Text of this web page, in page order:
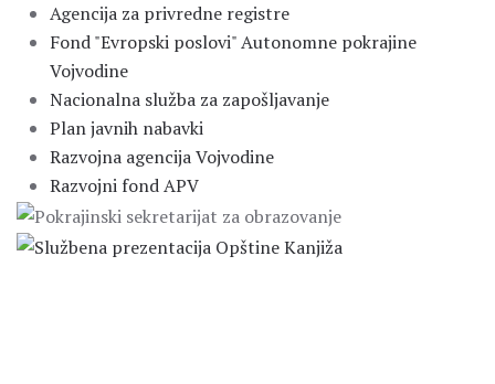
Agencija za privredne registre
Fond "Evropski poslovi" Autonomne pokrajine
Vojvodine
Nacionalna služba za zapošljavanje
Plan javnih nabavki
Razvojna agencija Vojvodine
Razvojni fond APV